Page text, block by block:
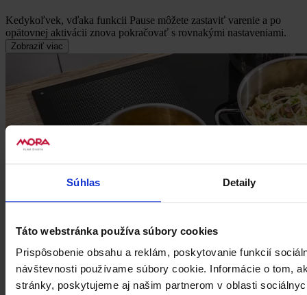
Súhlas Detaily
Táto webstránka používa súbory cookies
Prispôsobenie obsahu a reklám, poskytovanie funkcií
návštevnosti používame súbory cookie. Informácie o tom,
stránky, poskytujeme aj našim partnerom v oblasti
Kedykoľvek, vďaka funkcii Pause môžete zastaviť varenie a po
opätovnej aktivácii znova pokračovať s rovnakými nastaveniami.
Zobraziť viac